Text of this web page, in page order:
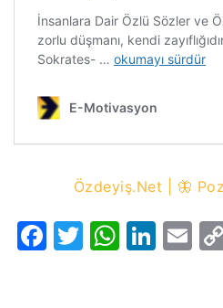
Özdeyiş.Net | 🦋
Facebook
Twitter